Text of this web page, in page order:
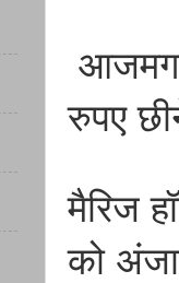
रुपए
मैरिज
को